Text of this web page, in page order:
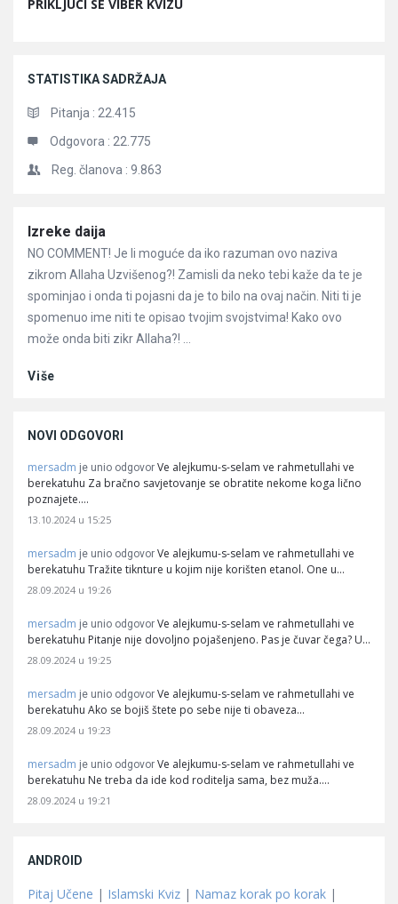
PRIKLJUČI SE VIBER KVIZU
STATISTIKA SADRŽAJA
Pitanja : 22.415
Odgovora : 22.775
Reg. članova : 9.863
Članci
Izreke daija
NO COMMENT! Je li moguće da iko razuman ovo naziva
zikrom Allaha Uzvišenog?! Zamisli da neko tebi kaže da te je
spominjao i onda ti pojasni da je to bilo na ovaj način. Niti ti je
spomenuo ime niti te opisao tvojim svojstvima! Kako ovo
može onda biti zikr Allaha?! ...
Više
NOVI ODGOVORI
mersadm je unio odgovor Ve alejkumu-s-selam ve rahmetullahi ve
berekatuhu Za bračno savjetovanje se obratite nekome koga lično
poznajete.…
13.10.2024 u 15:25
mersadm je unio odgovor Ve alejkumu-s-selam ve rahmetullahi ve
berekatuhu Tražite tiknture u kojim nije korišten etanol. One u…
28.09.2024 u 19:26
mersadm je unio odgovor Ve alejkumu-s-selam ve rahmetullahi ve
berekatuhu Pitanje nije dovoljno pojašenjeno. Pas je čuvar čega? U…
28.09.2024 u 19:25
mersadm je unio odgovor Ve alejkumu-s-selam ve rahmetullahi ve
berekatuhu Ako se bojiš štete po sebe nije ti obaveza…
28.09.2024 u 19:23
mersadm je unio odgovor Ve alejkumu-s-selam ve rahmetullahi ve
berekatuhu Ne treba da ide kod roditelja sama, bez muža.…
28.09.2024 u 19:21
ANDROID
Pitaj Učene | Islamski Kviz | Namaz korak po korak |